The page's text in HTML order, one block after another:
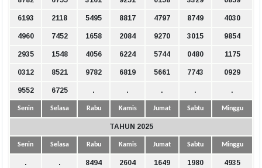
6193 2118 5495 8817 4797 8749 4030
4960 7452 1658 2084 9270 3015 9854
2935 1548 4056 6224 5744 0480 1175
0312 8521 9782 6819 5661 7743 0929
9552 6725 . . . . .
Senin Selasa Rabu Kamis Jumat Sabtu Minggu
TAHUN 2025
Senin Selasa Rabu Kamis Jumat Sabtu Minggu
. . 8494 2604 1649 1980 4935